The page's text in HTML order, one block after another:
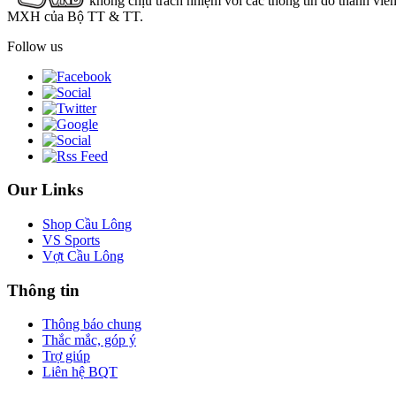
MXH của Bộ TT & TT.
Follow us
Our Links
Shop Cầu Lông
VS Sports
Vợt Cầu Lông
Thông tin
Thông báo chung
Thắc mắc, góp ý
Trợ giúp
Liên hệ BQT